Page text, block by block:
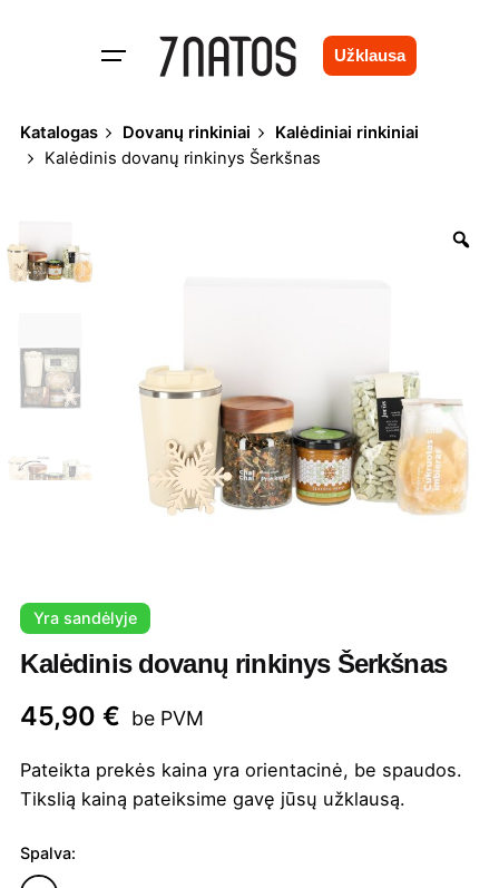
Užklausa
Katalogas Dovanų rinkiniai
Kalėdiniai rinkiniai
Kalėdinis dovanų rinkinys Šerkšnas
Yra sandėlyje
Kalėdinis dovanų rinkinys Šerkšnas
45,90€ be PVM
Pateikta prekės kaina yra orientacinė, be spaudos.
Tikslią kainą pateiksime gavę jūsų užklausą.
Spalva: